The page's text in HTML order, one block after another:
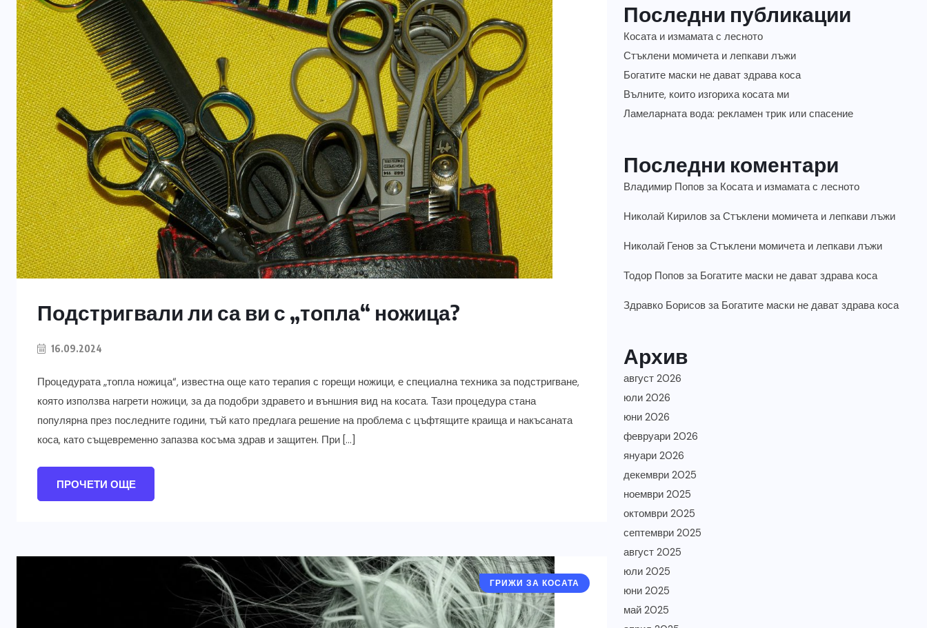
Подстригвали ли са ви с „топла“ ножица?
16.09.2024
Процедурата „топла ножица“, известна още като терапия с горещи ножици, е специална техника за подстригване,
която използва нагрети ножици, за да подобри здравето и външния вид на косата. Тази процедура стана
популярна през последните години, тъй като предлага решение на проблема с цъфтящите краища и накъсаната
коса, като същевременно запазва косъма здрав и защитен. При […]
ПРОЧЕТИ ОЩЕ
ГРИЖИ ЗА КОСАТА
Последни публикации
Косата и измамата с лесното
Стъклени момичета и лепкави лъжи
Богатите маски не дават здрава коса
Вълните, които изгориха косата ми
Ламеларната вода: рекламен трик или спасение
Последни коментари
Владимир Попов за Косата и измамата с лесното
Николай Кирилов заСтъклени момичета и лепкави лъжи
Николай Генов заСтъклени момичета и лепкави лъжи
Тодор Попов за Богатите маски не дават здрава коса
Здравко Борисов за Богатите маски не дават здрава коса
Архив
август 2026
юли 2026
юни 2026
февруари 2026
януари 2026
декември 2025
ноември 2025
октомври 2025
септември 2025
август 2025
юли 2025
юни 2025
май 2025